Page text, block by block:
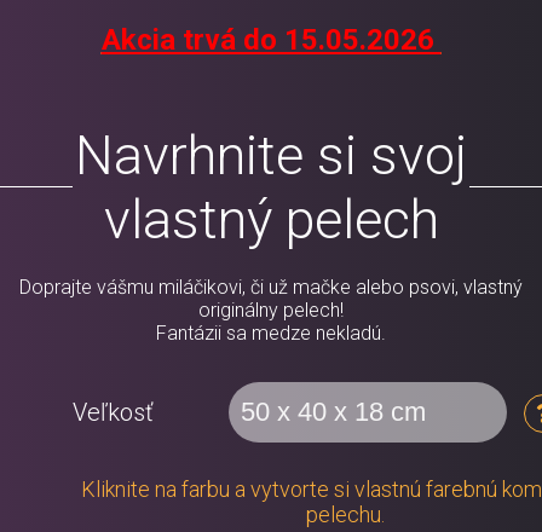
Akcia trvá do 15.05.2026
Navrhnite si svoj
vlastný pelech
Doprajte vášmu miláčikovi, či už mačke alebo psovi, vlastný
originálny pelech!
Fantázii sa medze nekladú.
Veľkosť
Kliknite na farbu a vytvorte si vlastnú farebnú
pelechu.